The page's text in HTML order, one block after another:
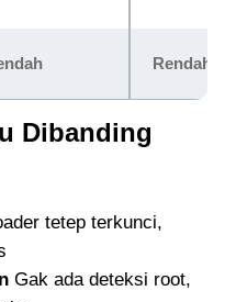
Rendah
Dibanding
tetep terkunci,
Gak ada deteksi root,